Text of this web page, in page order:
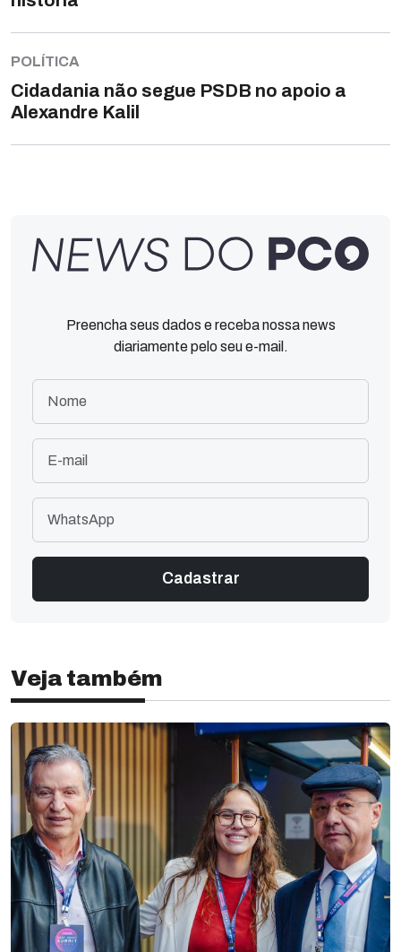
POLÍTICA
Cidadania não segue PSDB no apoio a
Alexandre Kalil
Preencha seus dados e receba nossa news
diariamente pelo seu e-mail.
Veja também